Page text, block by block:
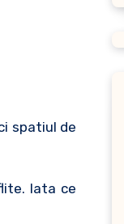
Iata ce